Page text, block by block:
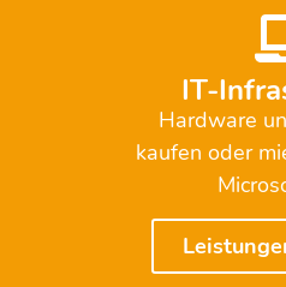
IT-
Hardware
kaufen oder